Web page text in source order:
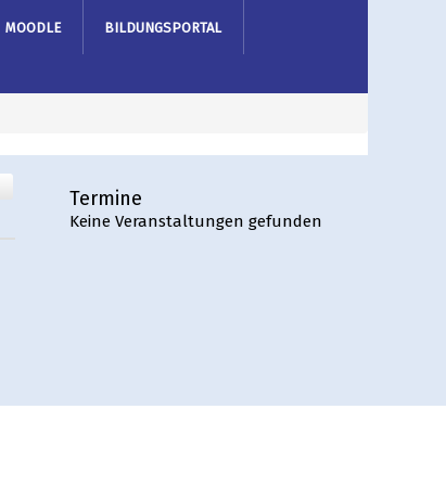
MOODLE BILDUNGSPORTAL
Termine
Keine Veranstaltungen gefunden